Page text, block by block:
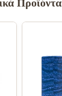
Προϊόντα